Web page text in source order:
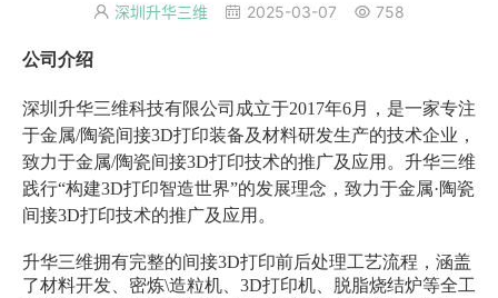
 深圳升华三维  2025-03-07  758
公司介绍
深圳升华三维科技有限公司成立于2017年6月，是一家专注
于金属/陶瓷间接3D打印装备及材料研发生产的技术企业，
致力于金属/陶瓷间接3D打印技术的推广及应用。升华三维
践行“构建3D打印智造世界”的发展理念，致力于金属·陶瓷
间接3D打印技术的推广及应用。
升华三维拥有完整的间接3D打印前后处理工艺流程，涵盖
了材料开发、密炼\造粒机、3D打印机、脱脂烧结炉等全工